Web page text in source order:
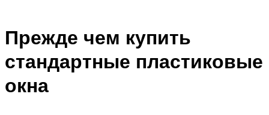
Прежде чем купить
стандартные пластиковые
окна